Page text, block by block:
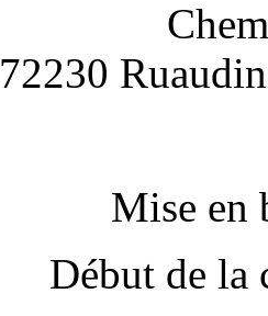
72230
Mise en
Début de la